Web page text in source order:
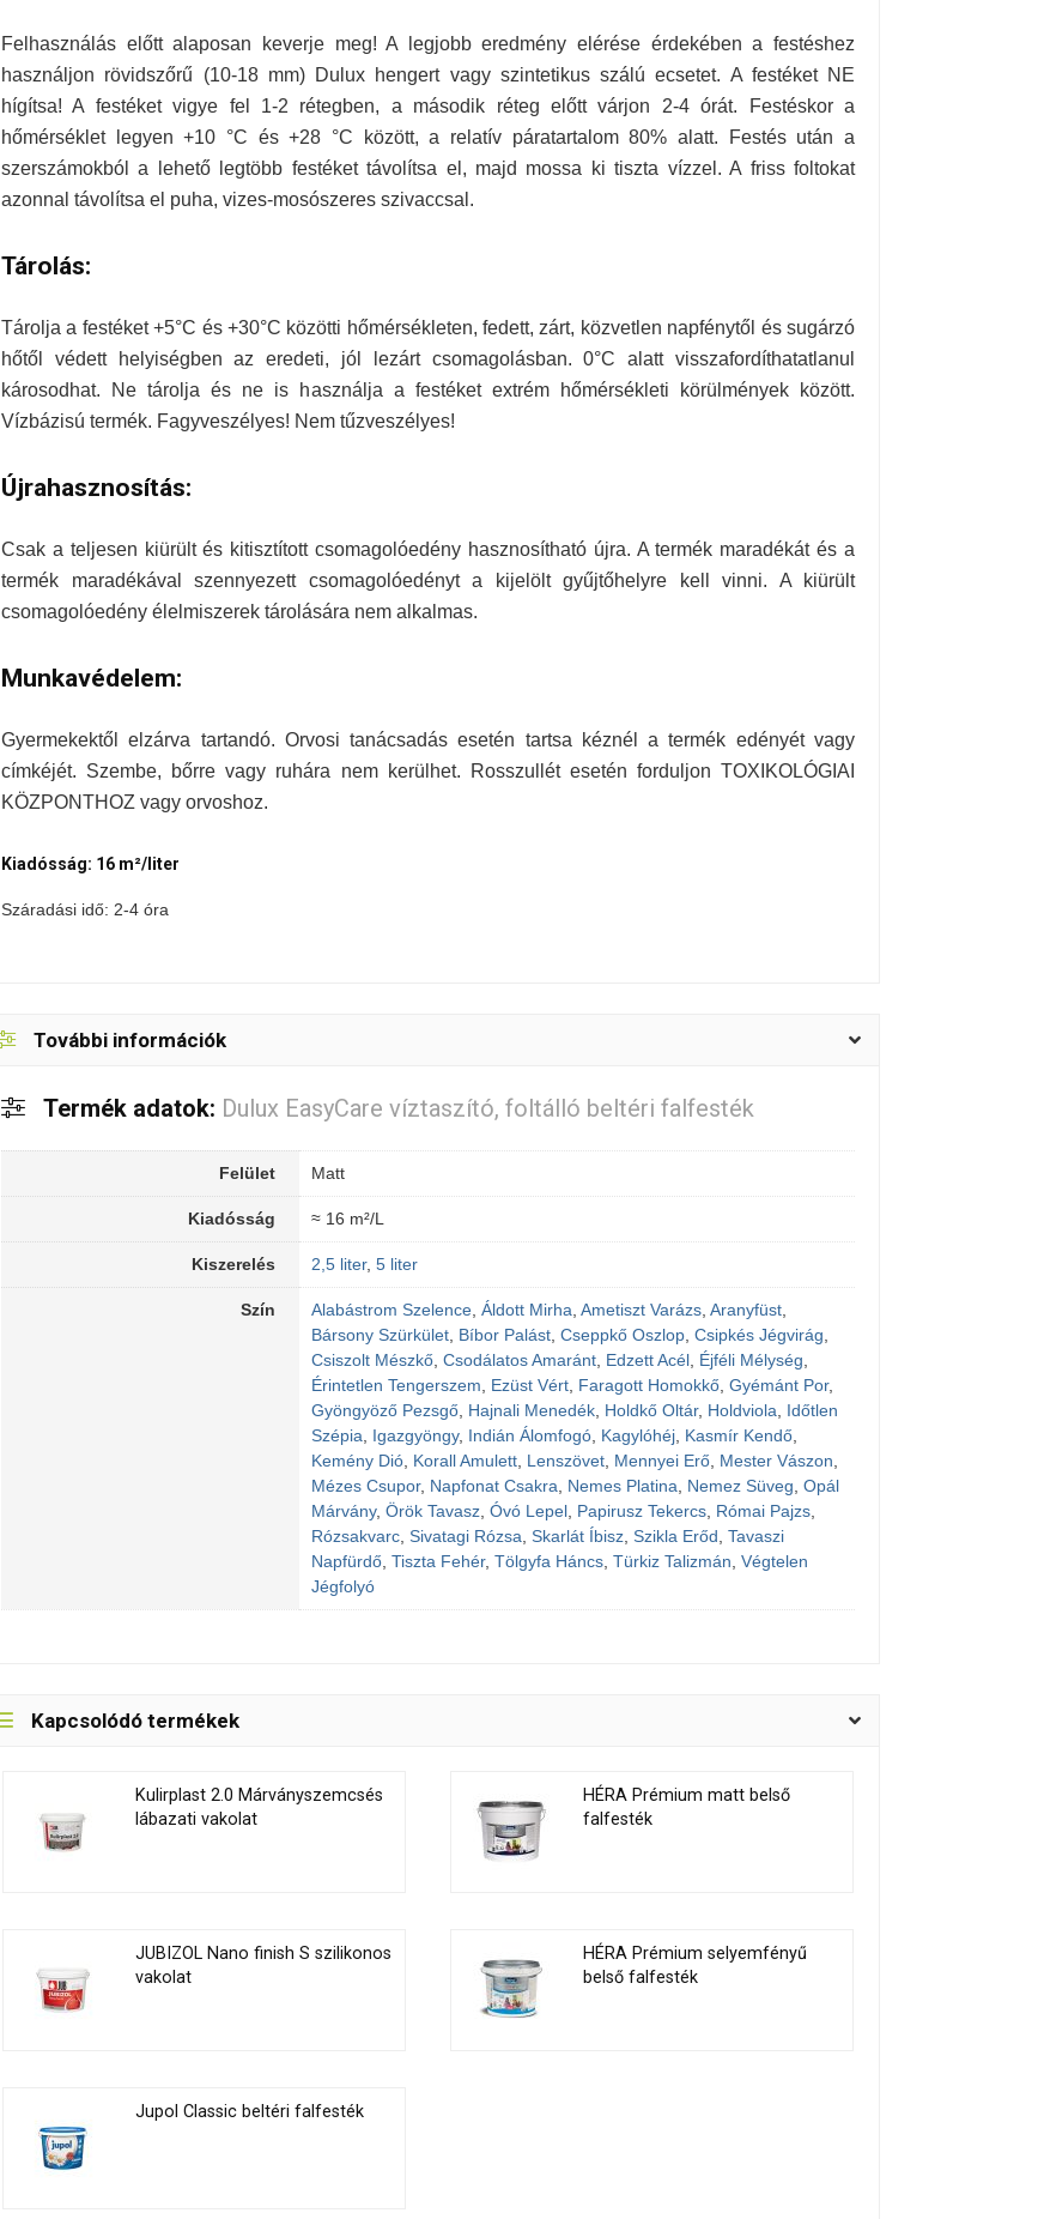
Felhasználás előtt alaposan keverje meg! A legjobb eredmény elérése érdekében a festéshez
használjon rövidszőrű (10-18 mm) Dulux hengert vagy szintetikus szálú ecsetet. A festéket NE
hígítsa! A festéket vigye fel 1-2 rétegben, a második réteg előtt várjon 2-4 órát. Festéskor a
hőmérséklet legyen +10 °C és +28 °C között, a relatív páratartalom 80% alatt. Festés után a
szerszámokból a lehető legtöbb festéket távolítsa el, majd mossa ki tiszta vízzel. A friss foltokat
azonnal távolítsa el puha, vizes-mosószeres szivaccsal.
Tárolás:
Tárolja a festéket +5°C és +30°C közötti hőmérsékleten, fedett, zárt, közvetlen napfénytől és sugárzó
hőtől védett helyiségben az eredeti, jól lezárt csomagolásban. 0°C alatt visszafordíthatatlanul
károsodhat. Ne tárolja és ne is használja a festéket extrém hőmérsékleti körülmények között.
Vízbázisú termék. Fagyveszélyes! Nem tűzveszélyes!
Újrahasznosítás:
Csak a teljesen kiürült és kitisztított csomagolóedény hasznosítható újra. A termék maradékát és a
termék maradékával szennyezett csomagolóedényt a kijelölt gyűjtőhelyre kell vinni. A kiürült
csomagolóedény élelmiszerek tárolására nem alkalmas.
Munkavédelem:
Gyermekektől elzárva tartandó. Orvosi tanácsadás esetén tartsa kéznél a termék edényét vagy
címkéjét. Szembe, bőrre vagy ruhára nem kerülhet. Rosszullét esetén forduljon TOXIKOLÓGIAI
KÖZPONTHOZ vagy orvoshoz.
Kiadósság: 16 m²/liter
Száradási idő: 2-4 óra
További információk
Termék adatok: Dulux EasyCare víztaszító, foltálló beltéri falfesték
Felület Matt
Kiadósság ≈ 16 m²/L
Kiszerelés 2,5 liter, 5 liter
Szín Alabástrom Szelence, Áldott Mirha, Ametiszt Varázs, Aranyfüst,
Bársony Szürkület, Bíbor Palást, Cseppkő Oszlop, Csipkés Jégvirág,
Csiszolt Mészkő, Csodálatos Amaránt, Edzett Acél, Éjféli Mélység,
Érintetlen Tengerszem, Ezüst Vért, Faragott Homokkő, Gyémánt Por,
Gyöngyöző Pezsgő, Hajnali Menedék, Holdkő Oltár, Holdviola, Időtlen
Szépia, Igazgyöngy, Indián Álomfogó, Kagylóhéj, Kasmír Kendő,
Kemény Dió, Korall Amulett, Lenszövet, Mennyei Erő, Mester Vászon,
Mézes Csupor, Napfonat Csakra, Nemes Platina, Nemez Süveg, Opál
Márvány, Örök Tavasz, Óvó Lepel, Papirusz Tekercs, Római Pajzs,
Rózsakvarc, Sivatagi Rózsa, Skarlát Íbisz, Szikla Erőd, Tavaszi
Napfürdő, Tiszta Fehér, Tölgyfa Háncs, Türkiz Talizmán, Végtelen
Jégfolyó
Kapcsolódó termékek
Kulirplast 2.0 Márványszemcsés
lábazati vakolat
HÉRA Prémium matt belső
falfesték
JUBIZOL Nano finish S szilikonos
vakolat
HÉRA Prémium selyemfényű
belső falfesték
Jupol Classic beltéri falfesték